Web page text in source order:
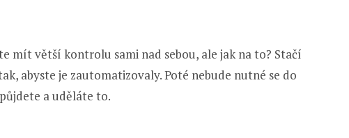
mít větší kontrolu sami nad sebou, ale jak na to? Stačí
abyste je zautomatizovaly. Poté nebude nutné se do
a uděláte to.